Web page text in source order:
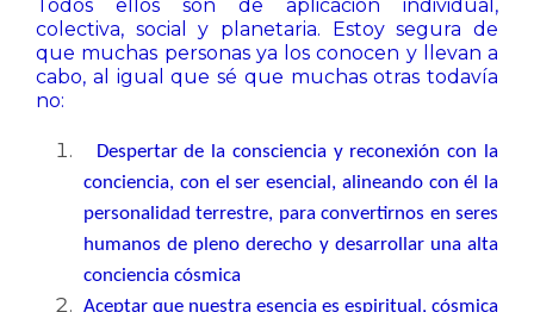
Todos ellos son de aplicación individual,
colectiva, social y planetaria. Estoy segura de
que muchas personas ya los conocen y llevan a
cabo, al igual que sé que muchas otras todavía
no:
Despertar de la consciencia y reconexión con la
conciencia, con el ser esencial, alineando con él la
personalidad terrestre, para convertirnos en seres
humanos de pleno derecho y desarrollar una alta
conciencia cósmica
Aceptar que nuestra esencia es espiritual, cósmica